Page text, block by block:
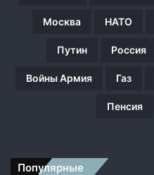
Москва НАТО
Путин Россия
Войны Армия Газ
Пенсия
Популярные